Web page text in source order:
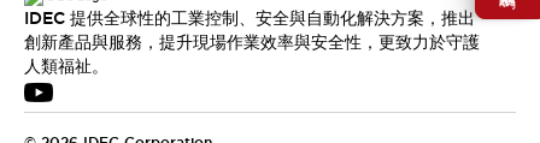
IDEC 提供全球性的工業控制、安全與自動化解決方案，推出
創新產品與服務，提升現場作業效率與安全性，更致力於守護
人類福祉。